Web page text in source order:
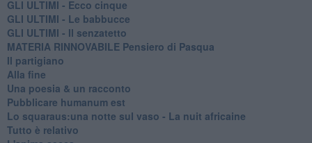
GLI ULTIMI - Ecco cinque
GLI ULTIMI - Le babbucce
GLI ULTIMI - Il senzatetto
MATERIA RINNOVABILE Pensiero di Pasqua
Il partigiano
Alla fine
Una poesia & un racconto
Pubblicare humanum est
Lo squaraus:una notte sul vaso - La nuit africaine
Tutto è relativo